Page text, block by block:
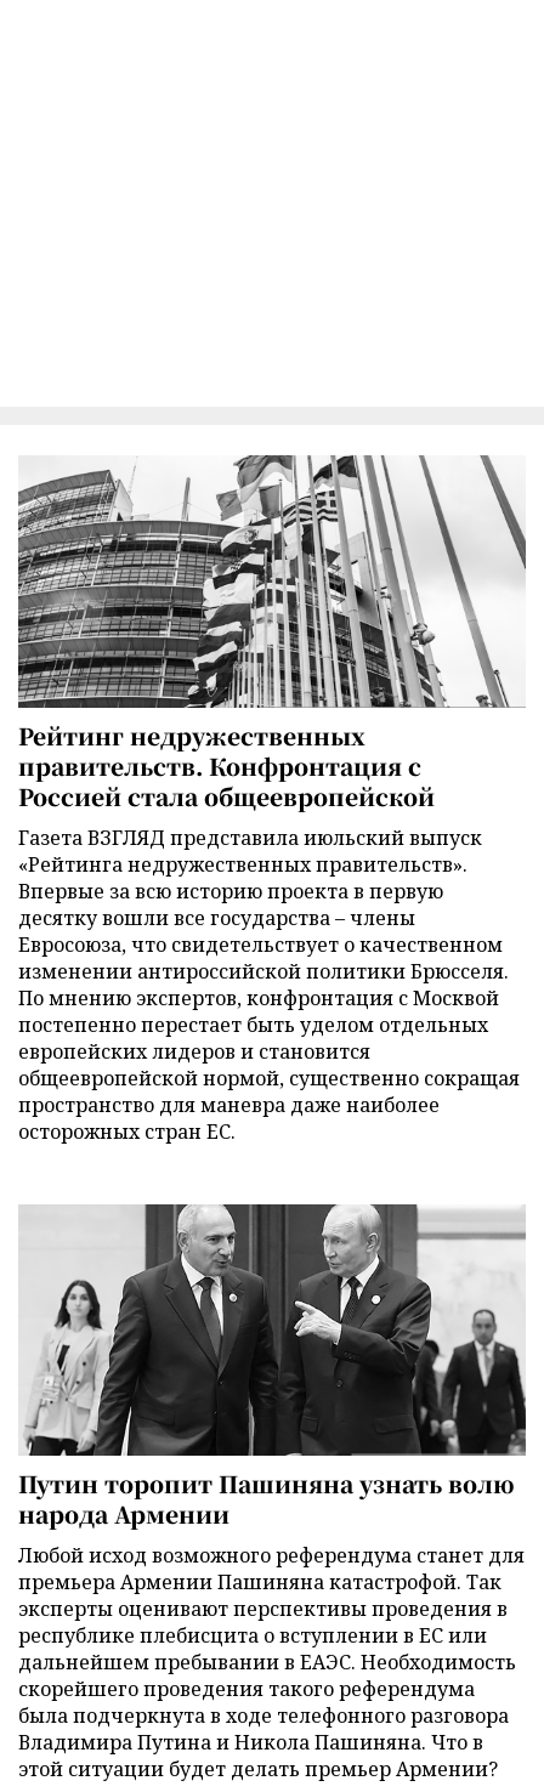
Рейтинг недружественных
правительств. Конфронтация с
Россией стала общеевропейской
Газета ВЗГЛЯД представила июльский выпуск
«Рейтинга недружественных правительств».
Впервые за всю историю проекта в первую
десятку вошли все государства – члены
Евросоюза, что свидетельствует о качественном
изменении антироссийской политики Брюсселя.
По мнению экспертов, конфронтация с Москвой
постепенно перестает быть уделом отдельных
европейских лидеров и становится
общеевропейской нормой, существенно сокращая
пространство для маневра даже наиболее
осторожных стран ЕС.
Путин торопит Пашиняна узнать волю
народа Армении
Любой исход возможного референдума станет для
премьера Армении Пашиняна катастрофой. Так
эксперты оценивают перспективы проведения в
республике плебисцита о вступлении в ЕС или
дальнейшем пребывании в ЕАЭС. Необходимость
скорейшего проведения такого референдума
была подчеркнута в ходе телефонного разговора
Владимира Путина и Никола Пашиняна. Что в
этой ситуации будет делать премьер Армении?